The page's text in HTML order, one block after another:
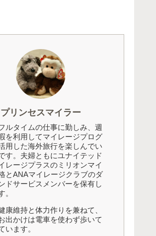
プリンセスマイラー
ルタイムの仕事に勤しみ、週
を利用してマイレージプログ
用した海外旅行を楽しんでい
す。夫婦ともにユナイテッド
レージプラスのミリオンマイ
とANAマイレージクラブのダ
ドサービスメンバーを保有し
。
康維持と体力作りを兼ねて、
出かけは電車を使わず歩いて
います。